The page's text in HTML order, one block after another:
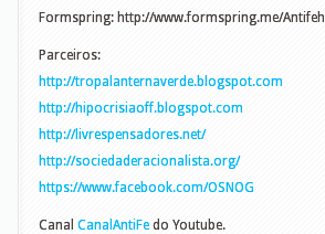
Formspring: http://www.formspring.me/Antifeh
Parceiros:
http://tropalanternaverde.blogspot.com
http://hipocrisiaoff.blogspot.com
http://livrespensadores.net/
http://sociedaderacionalista.org/
https://www.facebook.com/OSNOG
Canal CanalAntiFe do Youtube.